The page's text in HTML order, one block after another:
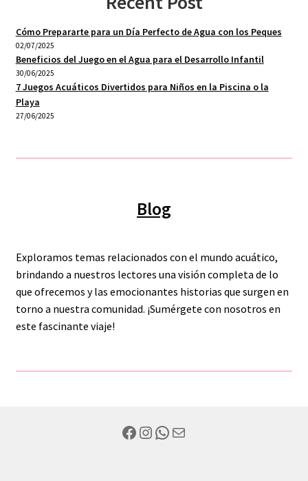
Cómo Prepararte para un Día Perfecto de Agua con los Peques
02/07/2025
Beneficios del Juego en el Agua para el Desarrollo Infantil
30/06/2025
7 Juegos Acuáticos Divertidos para Niños en la Piscina o la
Playa
27/06/2025
Blog
Exploramos temas relacionados con el mundo acuático,
brindando a nuestros lectores una visión completa de lo
que ofrecemos y las emocionantes historias que surgen en
torno a nuestra comunidad. ¡Sumérgete con nosotros en
este fascinante viaje!
Facebook
Instagram
WhatsApp
Mail